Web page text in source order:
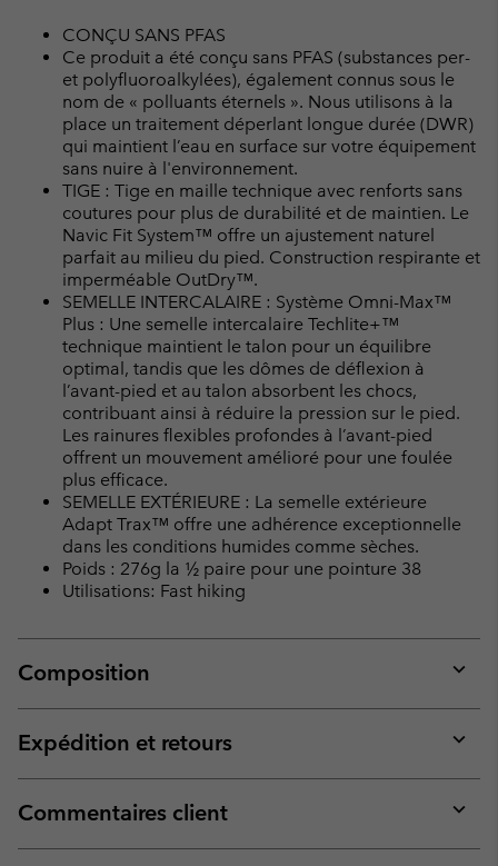
CONÇU SANS PFAS
Ce produit a été conçu sans PFAS (substances per-
et polyfluoroalkylées), également connus sous le
nom de « polluants éternels ». Nous utilisons à la
place un traitement déperlant longue durée (DWR)
qui maintient l’eau en surface sur votre équipement
sans nuire à l'environnement.
TIGE : Tige en maille technique avec renforts sans
coutures pour plus de durabilité et de maintien. Le
Navic Fit System™ offre un ajustement naturel
parfait au milieu du pied. Construction respirante et
imperméable OutDry™.
SEMELLE INTERCALAIRE : Système Omni-Max™
Plus : Une semelle intercalaire Techlite+™
technique maintient le talon pour un équilibre
optimal, tandis que les dômes de déflexion à
l’avant-pied et au talon absorbent les chocs,
contribuant ainsi à réduire la pression sur le pied.
Les rainures flexibles profondes à l’avant-pied
offrent un mouvement amélioré pour une foulée
plus efficace.
SEMELLE EXTÉRIEURE : La semelle extérieure
Adapt Trax™ offre une adhérence exceptionnelle
dans les conditions humides comme sèches.
Poids : 276g la ½ paire pour une pointure 38
Utilisations: Fast hiking
Composition
or
Expédition et retours
or
Commentaires client
or